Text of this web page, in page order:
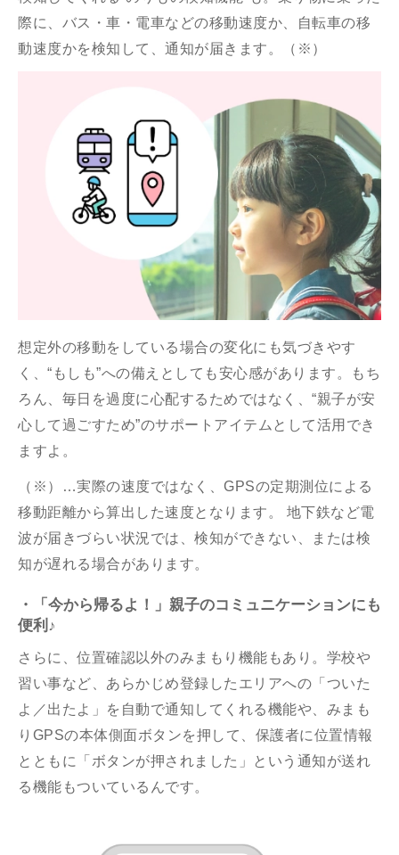
際に、バス・車・電車などの移動速度か、自転車の移
動速度かを検知して、通知が届きます。（※）
想定外の移動をしている場合の変化にも気づきやす
く、“もしも”への備えとしても安心感があります。もち
ろん、毎日を過度に心配するためではなく、“親子が安
心して過ごすため”のサポートアイテムとして活用でき
ますよ。
（※）…実際の速度ではなく、GPSの定期測位による
移動距離から算出した速度となります。 地下鉄など電
波が届きづらい状況では、検知ができない、または検
知が遅れる場合があります。
・「今から帰るよ！」親子のコミュニケーションにも
便利♪
さらに、位置確認以外のみまもり機能もあり。学校や
習い事など、あらかじめ登録したエリアへの「ついた
よ／出たよ」を自動で通知してくれる機能や、みまも
りGPSの本体側面ボタンを押して、保護者に位置情報
とともに「ボタンが押されました」という通知が送れ
る機能もついているんです。